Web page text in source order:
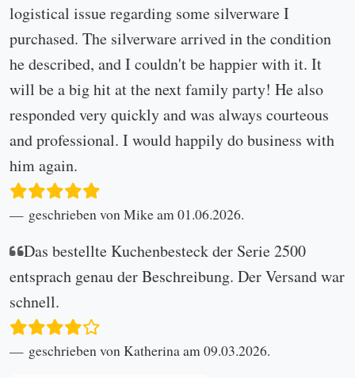
logistical issue regarding some silverware I
purchased. The silverware arrived in the condition
he described, and I couldn't be happier with it. It
will be a big hit at the next family party! He also
responded very quickly and was always courteous
and professional. I would happily do business with
him again.
geschrieben von Mike am 01.06.2026.
Das bestellte Kuchenbesteck der Serie 2500
entsprach genau der Beschreibung. Der Versand war
schnell.
geschrieben von Katherina am 09.03.2026.